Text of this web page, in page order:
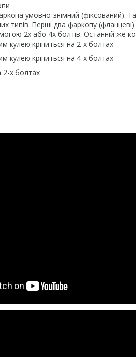
умовно-знімний (фіксований).
типів. Перші два фаркопу
2х або 4х болтів. Останній же
кулею кріпиться на 2-х болтах
кулею кріпиться на 4-х болтах
2-х болтах